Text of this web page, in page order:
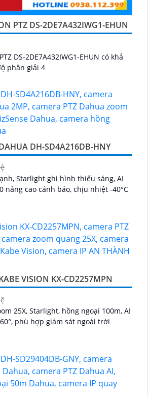
PTZ DS-2DE7A432IWG1-EHUN
DS-2DE7A432IWG1-EHUN có khả
phân giải 4
DH-SD4A216DB-HNY
Starlight ghi hình thiếu sáng, AI
nâng cao cảnh báo, chịu nhiệt -40°C
VISION KX-CD2257MPN
25X, Starlight, hồng ngoại 100m, AI
phù hợp giám sát ngoài trời